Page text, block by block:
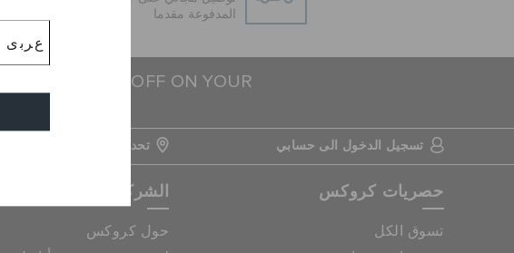
المدفوعة مقدما
& GET 15% OFF ON YOUR
تسجيل الدخول الى حسابي تحديد موقع المتجر
حصريات كروكس
تسوق الكل
الشركة
حول كروكس